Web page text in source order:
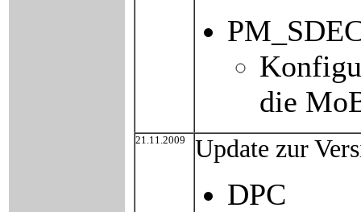
die
21.11.2009 Update zur
DPC